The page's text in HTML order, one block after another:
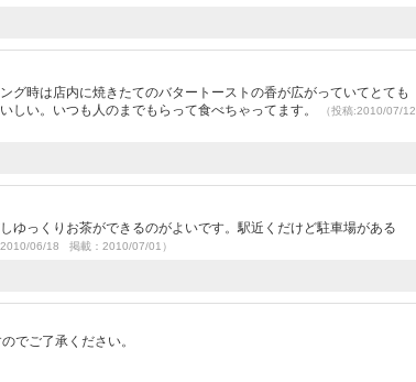
グ時は店内に焼きたてのバタートーストの香が広がっていてとても
しい。いつも人のまでもらって食べちゃってます。
（投稿:2010/07/12
ゆっくりお茶ができるのがよいです。駅近くだけど駐車場がある
:2010/06/18 掲載：2010/07/01）
でご了承ください。